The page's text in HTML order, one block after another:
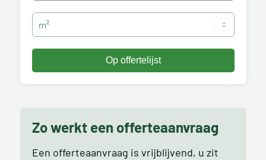
Zo werkt een offerteaanvraag
Een offerteaanvraag is vrijblijvend, u zit